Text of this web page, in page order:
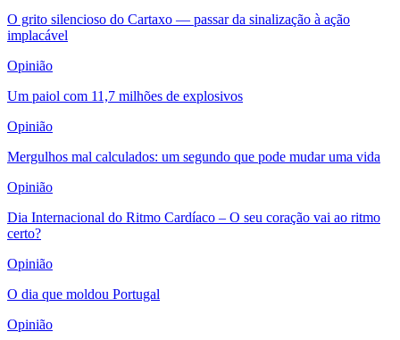
O grito silencioso do Cartaxo — passar da sinalização à ação
implacável
Opinião
Um paiol com 11,7 milhões de explosivos
Opinião
Mergulhos mal calculados: um segundo que pode mudar uma vida
Opinião
Dia Internacional do Ritmo Cardíaco – O seu coração vai ao ritmo
certo?
Opinião
O dia que moldou Portugal
Opinião